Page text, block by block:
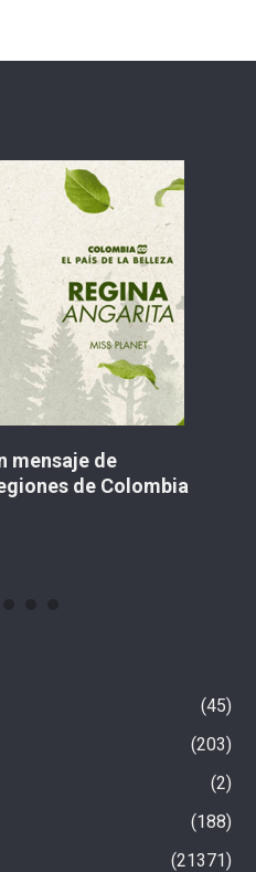
Movimiento Axis
“tercera posición” política
45
203
2
188
21371